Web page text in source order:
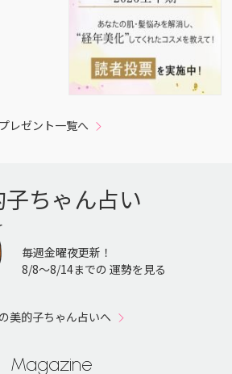
プレゼント一覧へ
ちゃん占い
毎週金曜夜更新！
8/8〜8/14までの 運勢を見る
美的子ちゃん占いへ
Magazine